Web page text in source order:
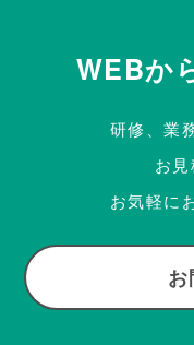
WEBか
研修、業
お見
お気軽に